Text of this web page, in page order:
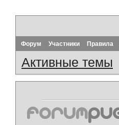
Форум Участники Правила
Активные темы